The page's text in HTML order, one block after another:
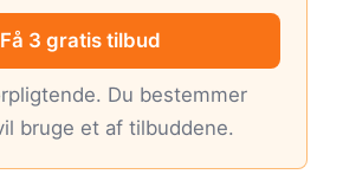
Få 3 gratis tilbud
Du bestemmer
bruge et af tilbuddene.